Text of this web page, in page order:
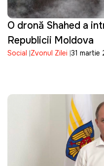
O dronă Shahed a
Republicii Moldova
Social Zvonul Zilei 31